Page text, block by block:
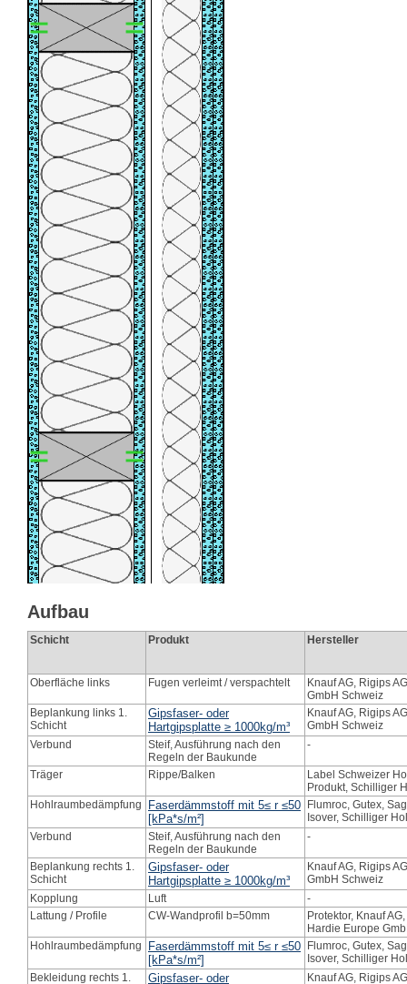
Aufbau
Schicht Produkt Hersteller
Oberfläche links Fugen verleimt / verspachtelt
Knauf AG, Rigips
GmbH Schweiz
Beplankung links 1.
Schicht
Gipsfaser- oder
Hartgipsplatte ≥ 1000kg/m³
Knauf AG, Rigips
GmbH Schweiz
Verbund
Steif, Ausführung nach den
Regeln der Baukunde
-
Träger Rippe/Balken
Label Schweizer
Produkt, Schilliger
Hohlraumbedämpfung
Faserdämmstoff mit 5≤ r ≤50
[kPa*s/m²]
Flumroc, Gutex,
Isover, Schilliger
Verbund
Steif, Ausführung nach den
Regeln der Baukunde
-
Beplankung rechts 1.
Schicht
Gipsfaser- oder
Hartgipsplatte ≥ 1000kg/m³
Knauf AG, Rigips
GmbH Schweiz
Kopplung
Luft
-
Lattung / Profile
CW-Wandprofil b=50mm
Protektor, Knauf
Hardie Europe
Hohlraumbedämpfung
Faserdämmstoff mit 5≤ r ≤50
[kPa*s/m²]
Flumroc, Gutex,
Isover, Schilliger
Bekleidung rechts 1.
Gipsfaser- oder
Knauf AG, Rigips